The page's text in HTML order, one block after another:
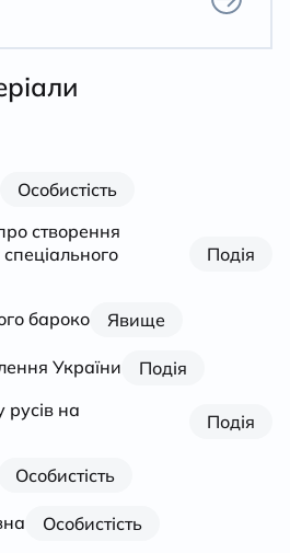
Особистість
створення
Подія
бароко Явище
України
Подія
на
Подія
Особистість
Особистість